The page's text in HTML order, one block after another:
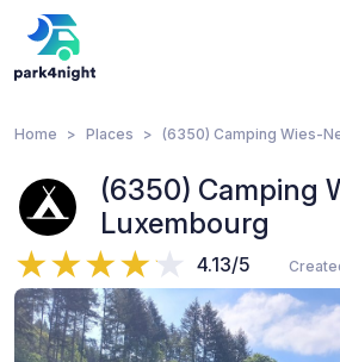
Home Places (6350) Camping Wies-
(6350) Camping
Luxembourg
4.13/5